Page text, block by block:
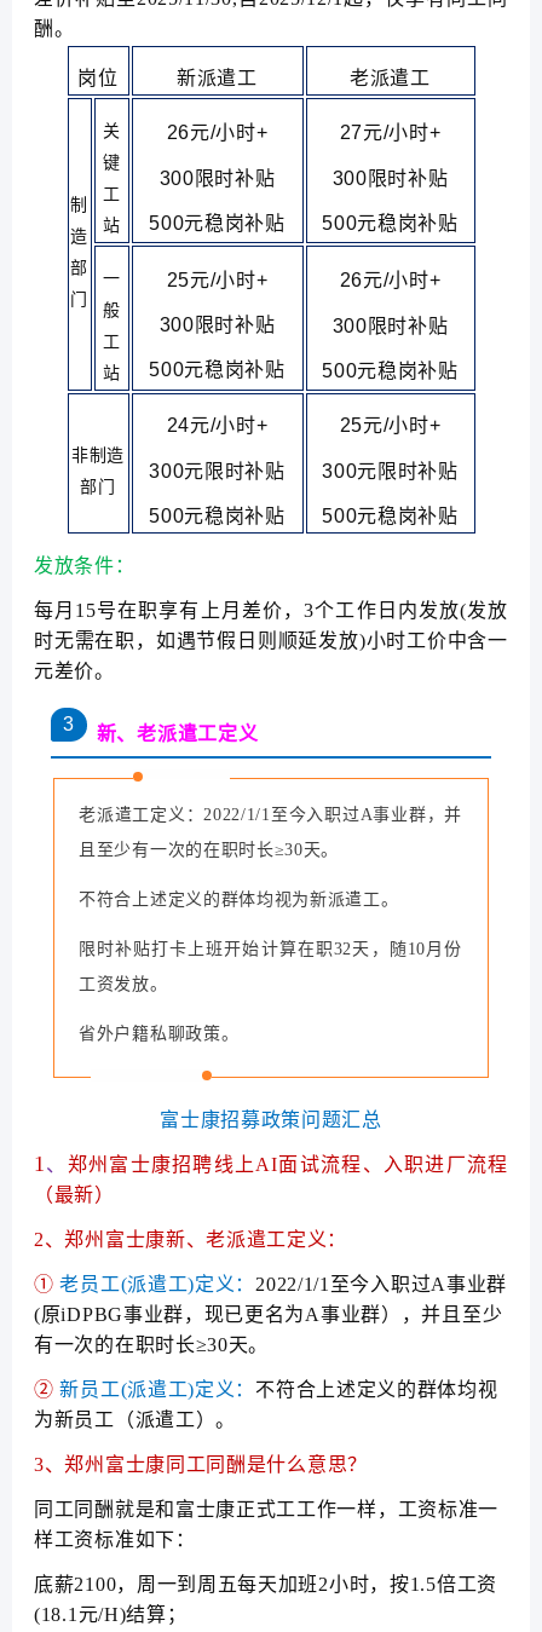
酬。
岗位 新派遣工 老派遣工
制
造
部
门
关
键
工
站
26元/小时+
300限时补贴
500元稳岗补贴
27元/小时+
300限时补贴
500元稳岗补贴
一
般
工
站
25元/小时+
300限时补贴
500元稳岗补贴
26元/小时+
300限时补贴
500元稳岗补贴
非制造
部门
24元/小时+
300元限时补贴
500元稳岗补贴
25元/小时+
300元限时补贴
500元稳岗补贴
发放条件：
每月15号在职享有上月差价，3个工作日内发放(发放
时无需在职，如遇节假日则顺延发放)小时工价中含一
元差价。
3 新、老派遣工定义
老派遣工定义：2022/1/1至今入职过A事业群，并
且至少有一次的在职时长≥30天。
不符合上述定义的群体均视为新派遣工。
限时补贴打卡上班开始计算在职32天，随10月份
工资发放。
省外户籍私聊政策。
富士康招募政策问题汇总
1 、 郑州富士康招聘线上AI面试流程、入职进厂流程
（最新）
2、郑州富士康新、老派遣工定义：
① 老员工(派遣工)定义： 2022/1/1至今入职过A事业群
(原iDPBG事业群，现已更名为A事业群），并且至少
有一次的在职时长≥30天。
② 新员工(派遣工)定义： 不符合上述定义的群体均视
为新员工（派遣工）。
3、郑州富士康 同工同酬是什么意思？
同工同酬就是和富士康正式工工作一样，工资标准一
样工资标准如下：
底薪2100，周一到周五每天加班2小时，按1.5倍工资
(18.1元/H)结算；